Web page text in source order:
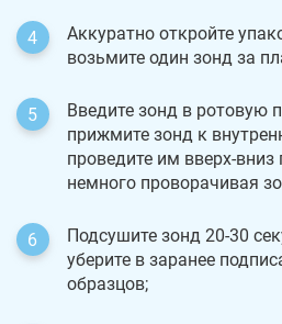
Аккуратно откройте
возьмите один зонд за
Введите зонд в ротовую
прижмите зонд к
проведите им вверх-вниз
немного проворачивая
Подсушите зонд 20-30
уберите в заранее
образцов;